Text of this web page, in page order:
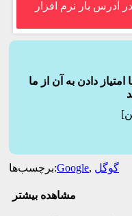
آدرس بار نرم افزار
دادن به آن از ما
برچسب‌ها:Google, گوگل
مشاهده بیشتر